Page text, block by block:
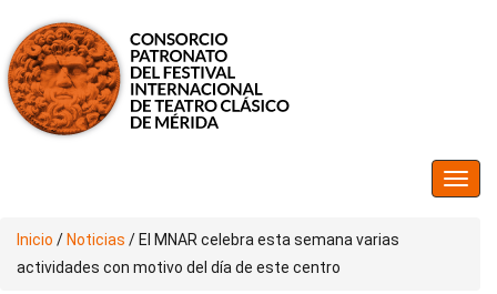
Inicio / Noticias / El MNAR celebra esta semana varias
actividades con motivo del día de este centro